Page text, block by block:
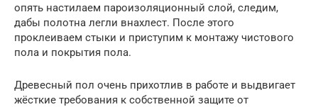
опять настилаем пароизоляционный слой, следим,
дабы полотна легли внахлест. После этого
проклеиваем стыки и приступим к монтажу чистового
пола и покрытия пола.
Древесный пол очень прихотлив в работе и выдвигает
жёсткие требования к собственной защите от